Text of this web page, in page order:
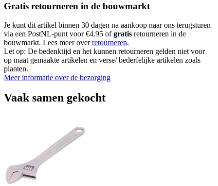
Gratis retourneren in de bouwmarkt
Je kunt dit artikel binnen 30 dagen na aankoop naar ons terugsturen
via een PostNL-punt voor €4.95 ofgratis retourneren in de
bouwmarkt. Lees meer overretourneren.
Let op: De bedenktijd en het kunnen retourneren gelden niet voor
op maat gemaakte artikelen en verse/ bederfelijke artikelen zoals
planten.
Meer informatie over de bezorging
Vaak samen gekocht